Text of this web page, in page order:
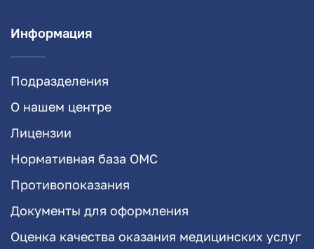
Информация
Подразделения
О нашем центре
Лицензии
Нормативная база ОМС
Противопоказания
Документы для оформления
Оценка качества оказания медицинских услуг